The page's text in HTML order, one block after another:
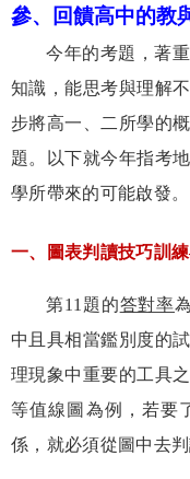
參、 回饋高中的教
今年的考題，著
知識，能思考與理解
步將高一、二所學的
題。以下就今年指考
學所帶來的可能啟發。
一、圖表判讀技巧訓
第11 題的答對率為
中且具相當鑑別度的
理現象中重要的工具
等值線圖為例，若要
係，就必須從圖中去判